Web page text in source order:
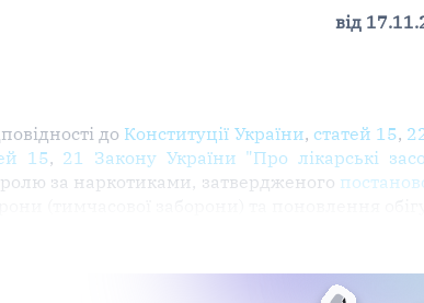
від
до Конституції України, статей 15,
15, 21 Закону України "Про лікарські
за наркотиками, затвердженого